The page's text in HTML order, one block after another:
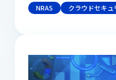
NRAS クラウドセキュ